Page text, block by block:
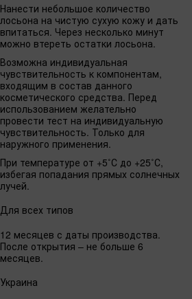
Нанести небольшое количество
лосьона на чистую сухую кожу и дать
впитаться. Через несколько минут
можно втереть остатки лосьона.
Возможна индивидуальная
чувствительность к компонентам,
входящим в состав данного
косметического средства. Перед
использованием желательно
провести тест на индивидуальную
чувствительность. Только для
наружного применения.
При температуре от +5˚С до +25˚С,
избегая попадания прямых солнечных
лучей.
Для всех типов
12 месяцев с даты производства.
После открытия – не больше 6
месяцев.
Украина